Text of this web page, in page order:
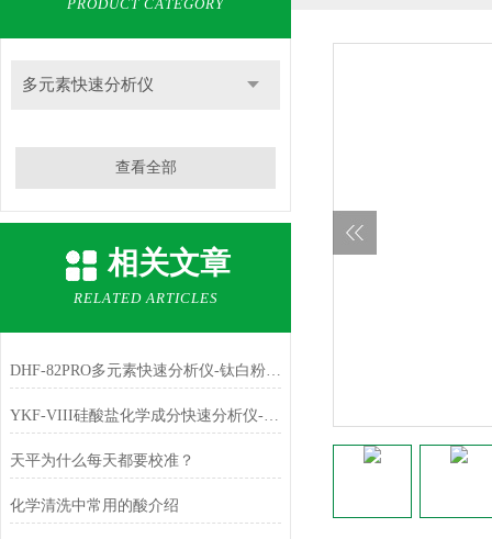
PRODUCT CATEGORY
多元素快速分析仪
查看全部
相关文章
RELATED ARTICLES
DHF-82PRO多元素快速分析仪-钛白粉、金红石中主成份TiO2的测定
YKF-VIII硅酸盐化学成分快速分析仪-铁红中主成份Fe2O3的测定
天平为什么每天都要校准？
化学清洗中常用的酸介绍